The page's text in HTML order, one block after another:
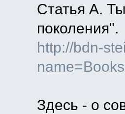
Статья А.
поколения".
http://bdn-
Здесь - о